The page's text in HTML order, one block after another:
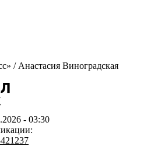
/ Анастасия Виноградская
- 03:30